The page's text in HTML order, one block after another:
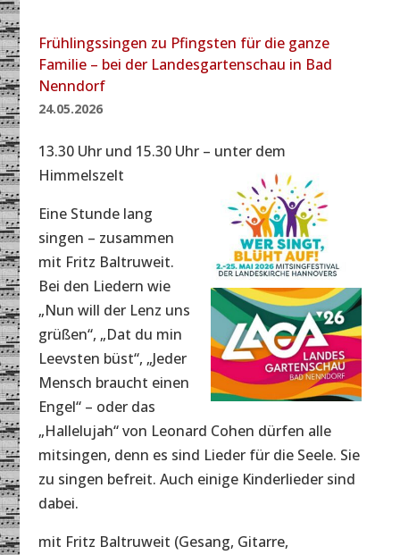
Frühlingssingen zu Pfingsten für die ganze
Familie – bei der Landesgartenschau in Bad
Nenndorf
24.05.2026
13.30 Uhr und 15.30 Uhr – unter dem
Himmelszelt
Eine Stunde lang
singen – zusammen
mit Fritz Baltruweit.
Bei den Liedern wie
„Nun will der Lenz uns
grüßen“, „Dat du min
Leevsten büst“, „Jeder
Mensch braucht einen
Engel“ – oder das
„Hallelujah“ von Leonard Cohen dürfen alle
mitsingen, denn es sind Lieder für die Seele. Sie
zu singen befreit. Auch einige Kinderlieder sind
dabei.
mit Fritz Baltruweit (Gesang, Gitarre,